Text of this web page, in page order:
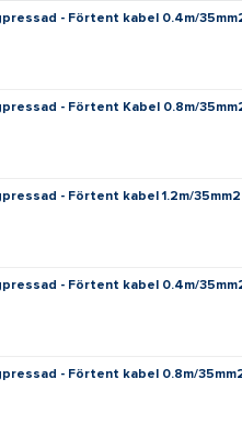
- Förtent kabel 0.4m/
- Förtent Kabel 0.8m/
- Förtent kabel 1.2m/35mm2
- Förtent kabel 0.4m/
- Förtent kabel 0.8m/